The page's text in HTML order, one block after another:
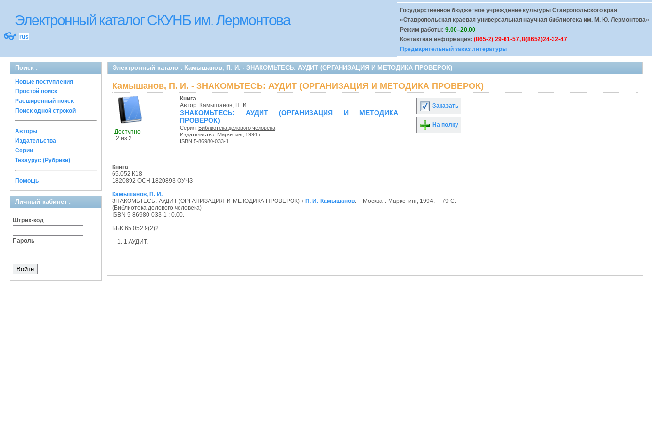
Электронный каталог СКУНБ им. Лермонтова
👓 rus
Государственное бюджетное учреждение культуры Ставропольского края
«Ставропольская краевая универсальная научная библиотека им. М. Ю. Лермонтова»
Режим работы: 9.00–20.00
Контактная информация: (865-2) 29-61-57, 8(8652)24-32-47
Предварительный заказ литературы
Поиск :
Новые поступления
Простой поиск
Расширенный поиск
Поиск одной строкой
Авторы
Издательства
Серии
Тезаурус (Рубрики)
Помощь
Личный кабинет :
Штрих-код
Пароль
Электронный каталог: Камышанов, П. И. - ЗНАКОМЬТЕСЬ: АУДИТ (ОРГАНИЗАЦИЯ И МЕТОДИКА ПРОВЕРОК)
Камышанов, П. И. - ЗНАКОМЬТЕСЬ: АУДИТ (ОРГАНИЗАЦИЯ И МЕТОДИКА ПРОВЕРОК)
Доступно
2 из 2
Книга
Автор: Камышанов, П. И.
ЗНАКОМЬТЕСЬ: АУДИТ (ОРГАНИЗАЦИЯ И МЕТОДИКА
ПРОВЕРОК)
Серия: Библиотека делового человека
Издательство: Маркетинг, 1994 г.
ISBN 5-86980-033-1
Заказать
На полку
Книга
65.052 К18
1820892 ОСН 1820893 ОУЧЗ
Камышанов, П. И.
ЗНАКОМЬТЕСЬ: АУДИТ (ОРГАНИЗАЦИЯ И МЕТОДИКА ПРОВЕРОК) / П. И. Камышанов. – Москва : Маркетинг, 1994. – 79 С. –
(Библиотека делового человека)
ISBN 5-86980-033-1 : 0.00.
ББК 65.052.9(2)2
-- 1. 1.АУДИТ.